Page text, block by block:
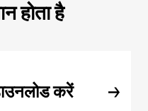
होता है
करें